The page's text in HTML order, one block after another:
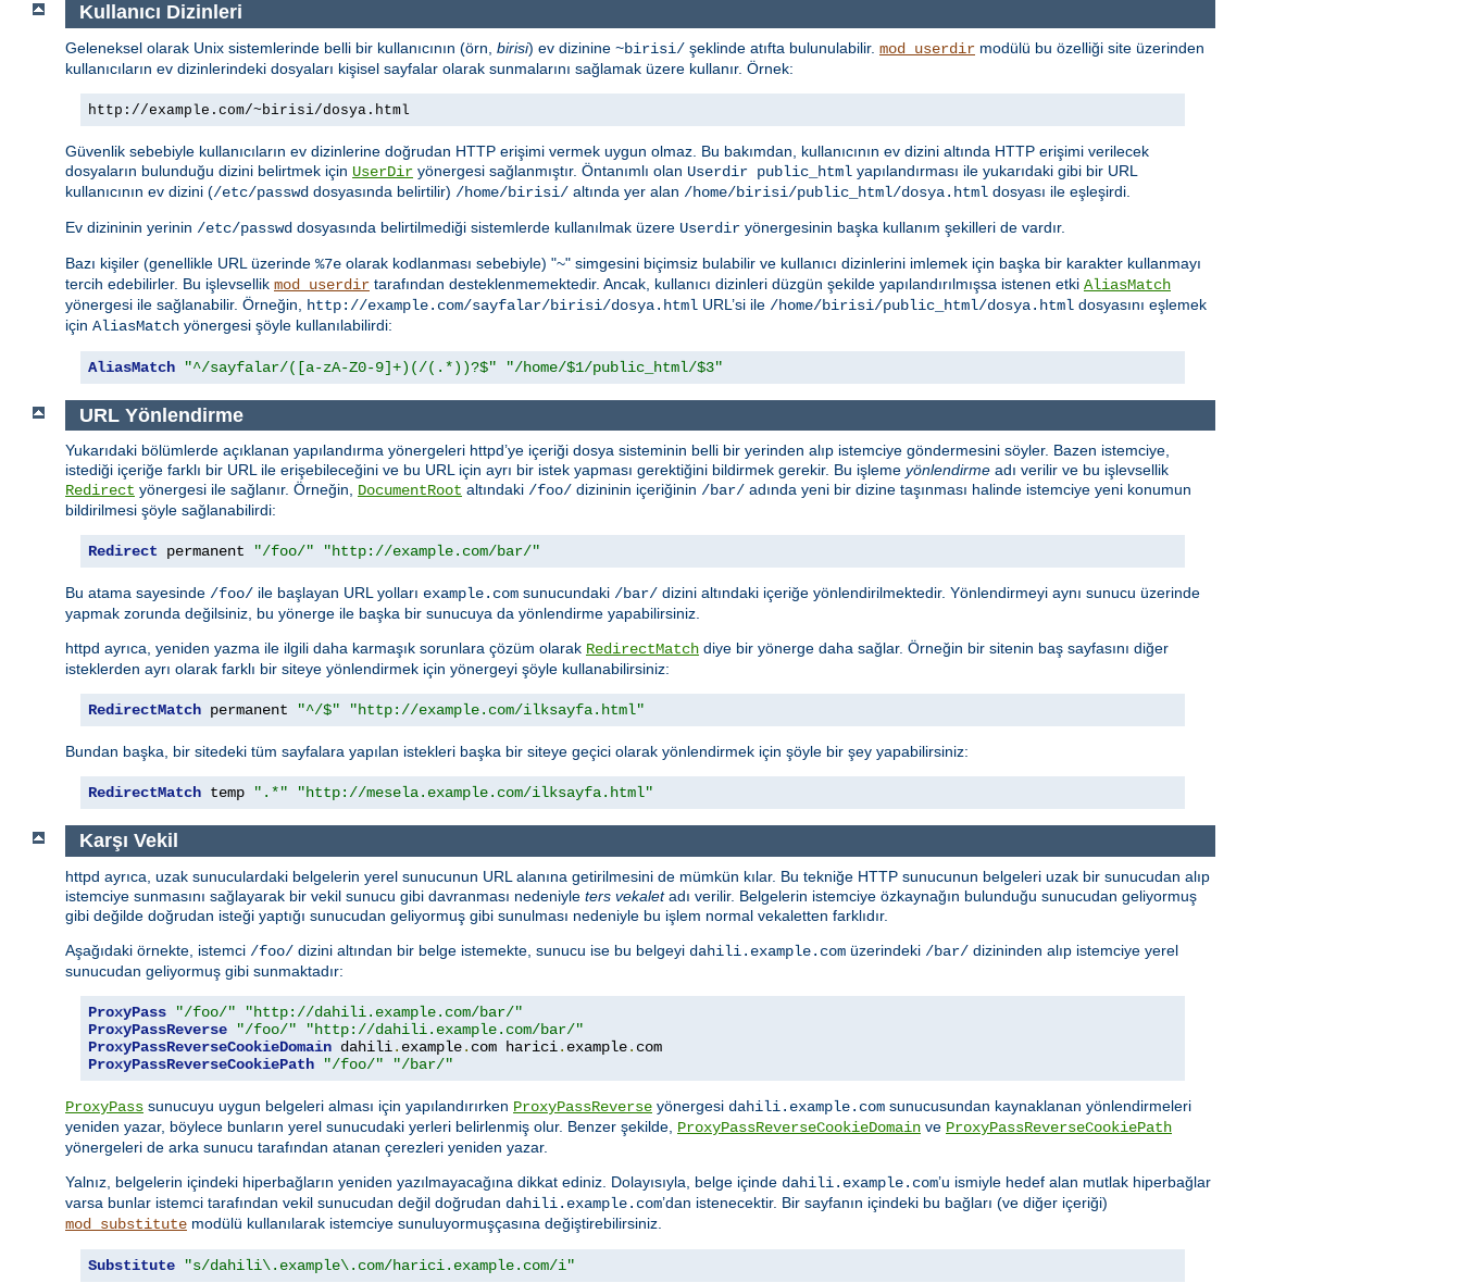
Kullanıcı Dizinleri
Geleneksel olarak Unix sistemlerinde belli bir kullanıcının (örn, birisi) ev dizinine ~birisi/ şeklinde atıfta bulunulabilir. mod_userdir modülü bu özelliği site üzerinden
kullanıcıların ev dizinlerindeki dosyaları kişisel sayfalar olarak sunmalarını sağlamak üzere kullanır. Örnek:
http://example.com/~birisi/dosya.html
Güvenlik sebebiyle kullanıcıların ev dizinlerine doğrudan HTTP erişimi vermek uygun olmaz. Bu bakımdan, kullanıcının ev dizini altında HTTP erişimi verilecek
dosyaların bulunduğu dizini belirtmek için UserDir yönergesi sağlanmıştır. Öntanımlı olan Userdir public_html yapılandırması ile yukarıdaki gibi bir URL
kullanıcının ev dizini (/etc/passwd dosyasında belirtilir) /home/birisi/ altında yer alan /home/birisi/public_html/dosya.html dosyası ile eşleşirdi.
Ev dizininin yerinin /etc/passwd dosyasında belirtilmediği sistemlerde kullanılmak üzere Userdir yönergesinin başka kullanım şekilleri de vardır.
Bazı kişiler (genellikle URL üzerinde %7e olarak kodlanması sebebiyle) "~" simgesini biçimsiz bulabilir ve kullanıcı dizinlerini imlemek için başka bir karakter kullanmayı
tercih edebilirler. Bu işlevsellik mod_userdir tarafından desteklenmemektedir. Ancak, kullanıcı dizinleri düzgün şekilde yapılandırılmışsa istenen etki AliasMatch
yönergesi ile sağlanabilir. Örneğin,
http://example.com/sayfalar/birisi/dosya.html URL’si ile /home/birisi/public_html/dosya.html dosyasını eşlemek
için AliasMatch yönergesi şöyle kullanılabilirdi:
AliasMatch "^/sayfalar/([a-zA-Z0-9]+)(/(.*))?$" "/home/$1/public_html/$3"
URL Yönlendirme
Yukarıdaki bölümlerde açıklanan yapılandırma yönergeleri httpd’ye içeriği dosya sisteminin belli bir yerinden alıp istemciye göndermesini söyler. Bazen istemciye,
istediği içeriğe farklı bir URL ile erişebileceğini ve bu URL için ayrı bir istek yapması gerektiğini bildirmek gerekir. Bu işleme yönlendirme adı verilir ve bu işlevsellik
Redirect yönergesi ile sağlanır. Örneğin, DocumentRoot altındaki /foo/ dizininin içeriğinin /bar/ adında yeni bir dizine taşınması halinde istemciye yeni konumun
bildirilmesi şöyle sağlanabilirdi:
Redirect permanent "/foo/" "http://example.com/bar/"
Bu atama sayesinde /foo/ ile başlayan URL yolları example.com sunucundaki /bar/ dizini altındaki içeriğe yönlendirilmektedir. Yönlendirmeyi aynı sunucu üzerinde
yapmak zorunda değilsiniz, bu yönerge ile başka bir sunucuya da yönlendirme yapabilirsiniz.
httpd ayrıca, yeniden yazma ile ilgili daha karmaşık sorunlara çözüm olarak RedirectMatch diye bir yönerge daha sağlar. Örneğin bir sitenin baş sayfasını diğer
isteklerden ayrı olarak farklı bir siteye yönlendirmek için yönergeyi şöyle kullanabilirsiniz:
RedirectMatch permanent "^/$" "http://example.com/ilksayfa.html"
Bundan başka, bir sitedeki tüm sayfalara yapılan istekleri başka bir siteye geçici olarak yönlendirmek için şöyle bir şey yapabilirsiniz:
RedirectMatch temp ".*" "http://mesela.example.com/ilksayfa.html"
Karşı Vekil
httpd ayrıca, uzak sunuculardaki belgelerin yerel sunucunun URL alanına getirilmesini de mümkün kılar. Bu tekniğe HTTP sunucunun belgeleri uzak bir sunucudan alıp
istemciye sunmasını sağlayarak bir vekil sunucu gibi davranması nedeniyle ters vekaletadı verilir. Belgelerin istemciye özkaynağın bulunduğu sunucudan geliyormuş
gibi değilde doğrudan isteği yaptığı sunucudan geliyormuş gibi sunulması nedeniyle bu işlem normal vekaletten farklıdır.
Aşağıdaki örnekte, istemci /foo/ dizini altından bir belge istemekte, sunucu ise bu belgeyi dahili.example.com üzerindeki /bar/ dizininden alıp istemciye yerel
sunucudan geliyormuş gibi sunmaktadır:
ProxyPass "/foo/"
"http://dahili.example.com/bar/"
ProxyPassReverse
"/foo/"
"http://dahili.example.com/bar/"
ProxyPassReverseCookieDomain dahili. example. com harici. example.
ProxyPassReverseCookiePath
"/foo/" "/bar/"
ProxyPass sunucuyu uygun belgeleri alması için yapılandırırken ProxyPassReverse yönergesi dahili.example.com sunucusundan kaynaklanan yönlendirmeleri
yeniden yazar, böylece bunların yerel sunucudaki yerleri belirlenmiş olur. Benzer şekilde, ProxyPassReverseCookieDomain ve ProxyPassReverseCookiePath
yönergeleri de arka sunucu tarafından atanan çerezleri yeniden yazar.
Yalnız, belgelerin içindeki hiperbağların yeniden yazılmayacağına dikkat ediniz. Dolayısıyla, belge içinde dahili.example.com’u ismiyle hedef alan mutlak hiperbağlar
varsa bunlar istemci tarafından vekil sunucudan değil doğrudan dahili.example.com’dan istenecektir. Bir sayfanın içindeki bu bağları (ve diğer içeriği)
mod_substitute modülü kullanılarak istemciye sunuluyormuşçasına değiştirebilirsiniz.
Substitute "s/dahili\.example\.com/harici.example.com/i"